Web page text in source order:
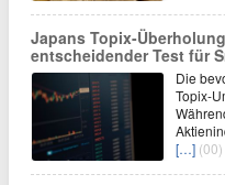
Japans Topix-
entscheidender Test für
Die
Topix-
[…] (00)